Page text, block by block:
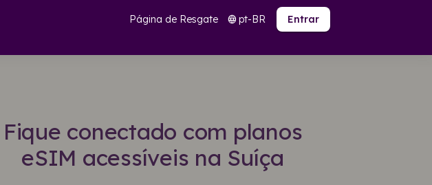
Página de Resgate language pt-BR Entrar
Fique conectado com planos
eSIM acessíveis na Suíça